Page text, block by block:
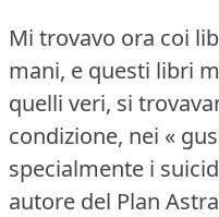
Mi trovavo ora coi
mani, e questi libri
quelli veri, si
condizione, nei «
specialmente i
autore del Plan